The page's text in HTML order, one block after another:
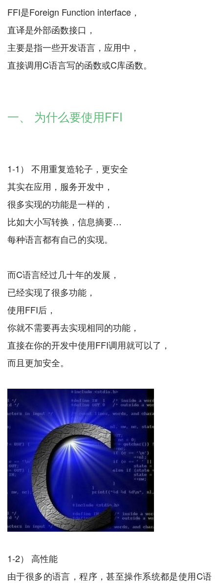
FFI是Foreign Function interface，
直译是外部函数接口，
主要是指一些开发语言，应用中，
直接调用C语言写的函数或C库函数。
一、 为什么要使用FFI
1-1） 不用重复造轮子，更安全
其实在应用，服务开发中，
很多实现的功能是一样的，
比如大小写转换，信息摘要…
每种语言都有自己的实现。
而C语言经过几十年的发展，
已经实现了很多功能，
使用FFI后，
你就不需要再去实现相同的功能，
直接在你的开发中使用FFI调用就可以了，
而且更加安全。
1-2） 高性能
由于很多的语言，程序，甚至操作系统都是使用C语